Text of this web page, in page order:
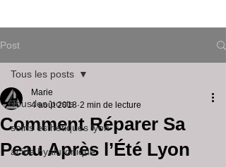
Post
Tous les posts
soins esthétiques lyon
acide hyaluronique
Tous les posts
Comment Réparer Sa
Peau Après l’Été Lyon
Marie
4 août 2018 2 min de lecture